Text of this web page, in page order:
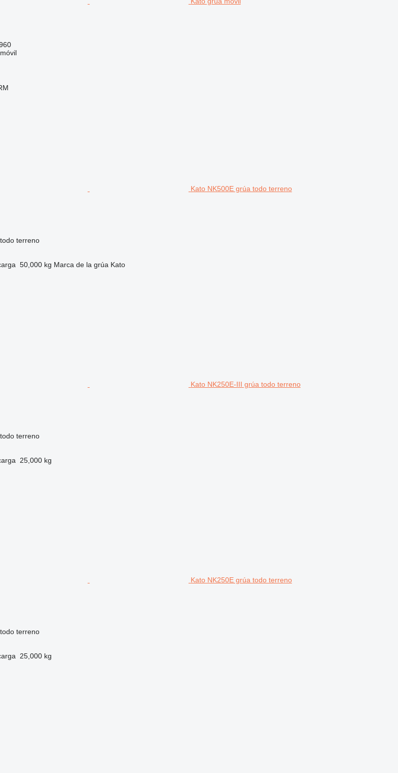
Kato NK500E grúa todo terreno
terreno
50,000 kg Marca de la grúa Kato
Kato NK250E-III grúa todo terreno
terreno
25,000 kg
Kato NK250E grúa todo terreno
terreno
25,000 kg